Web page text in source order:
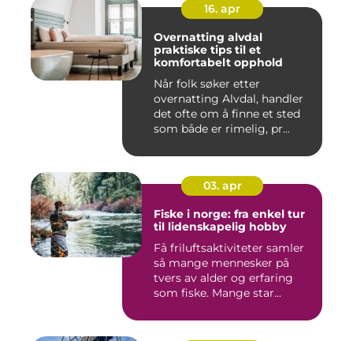
16. apr
Overnatting alvdal
praktiske tips til et
komfortabelt opphold
Når folk søker etter
overnatting Alvdal, handler
det ofte om å finne et sted
som både er rimelig, pr...
03. apr
Fiske i norge: fra enkel tur
til lidenskapelig hobby
Få friluftsaktiviteter samler
så mange mennesker på
tvers av alder og erfaring
som fiske. Mange star...